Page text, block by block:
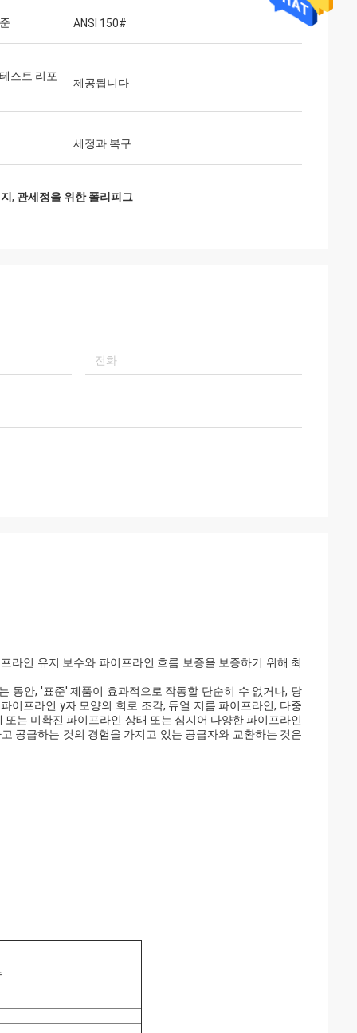
ANSI 150#
스트 리포
제공됩니다
세정과 복구
, 관세정을 위한 폴리피그
라인 유지 보수와 파이프라인 흐름 보증을 보증하기 위해 최
동안, '표준' 제품이 효과적으로 작동할 단순히 수 없거나, 당
이프라인 y자 모양의 회로 조각, 듀얼 지름 파이프라인, 다중
는 미확진 파이프라인 상태 또는 심지어 다양한 파이프라인
공급하는 것의 경험을 가지고 있는 공급자와 교환하는 것은